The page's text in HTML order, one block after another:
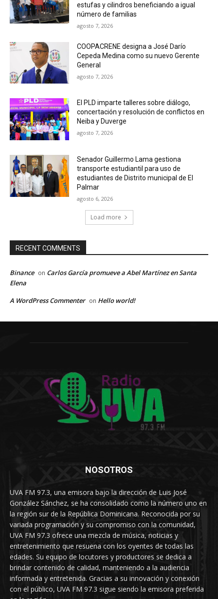
estufas y cilindros beneficiando a igual
número de familias
agosto 7, 2026
COOPACRENE designa a José Darío
Cepeda Medina como su nuevo Gerente
General
agosto 7, 2026
El PLD imparte talleres sobre diálogo,
concertación y resolución de conflictos en
Neiba y Duverge
agosto 7, 2026
Senador Guillermo Lama gestiona
transporte estudiantil para uso de
estudiantes de Distrito municipal de El
Palmar
agosto 6, 2026
Load more
RECENT COMMENTS
Binance on Carlos García promueve a Abel Martínez en Santa
Elena
A WordPress Commenter on Hello world!
NOSOTROS
UVA FM 97.3, una emisora bajo la dirección de Luis José
González Sánchez, se ha consolidado como la número uno en
la región sur de la República Dominicana. Reconocida por su
variada programación y su compromiso con la comunidad,
UVA FM 97.3 ofrece una mezcla de música, noticias y
entretenimiento que resuena con los oyentes de todas las
edades. Su equipo de locutores y productores se dedica a
brindar contenido de calidad, manteniendo a la audiencia
informada y entretenida. Gracias a su innovación y conexión
con el público, UVA FM 97.3 sigue siendo la emisora preferida